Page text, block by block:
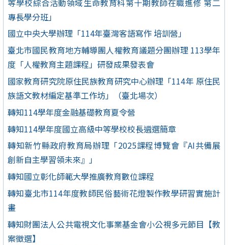
專長學分班」
國立中央大學辦理「114年臺灣客語寫作 培訓營」
臺北市國民教育地方輔導團人權教育議題分團辦理 113學年
度「人權教育主題課程」研發成果發表會
國家教育研究院原住民族教育研究中心辦理「114年 原住民
族語文教材編定基準工作坊」（臺北場次）
轉知114學年度金融基礎教育夏令營
轉知114學年度國立高級中等學校校長遴選簡章
轉知新竹縣政府教育局辦理「2025課程博覽會『AI共備展
創新自主學習領未來』」
轉知國立彰化師範大學推廣教育數位課程
轉知臺北市114年度教師民俗藝術花燈製作教學研習實施計
畫
轉知財團法人公共電視文化事業基金會小公視多元節目【教
案徵選】